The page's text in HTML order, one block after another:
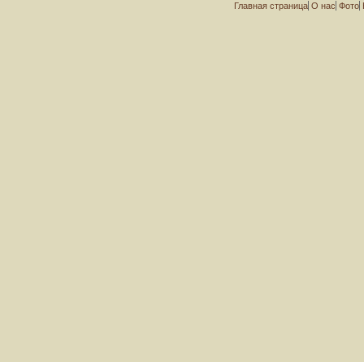
Главная страница О нас Фото